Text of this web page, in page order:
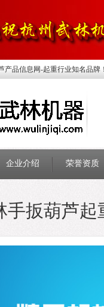
产品信息网-起重行业知名品牌！
企业介绍 荣誉资质
手扳葫芦起